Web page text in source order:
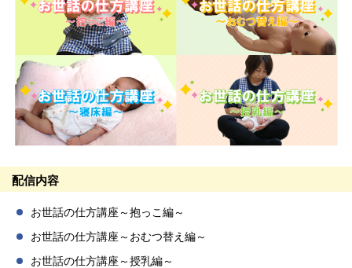
配信内容
お世話の仕方講座～抱っこ編～
お世話の仕方講座～おむつ替え編～
お世話の仕方講座～授乳編～